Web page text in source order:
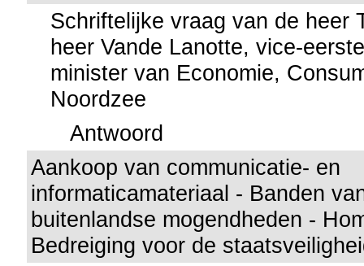
Schriftelijke vraag van de heer
heer Vande Lanotte, vice-
minister van Economie,
Noordzee
Antwoord
Aankoop van communicatie- en
informaticamateriaal - Banden
buitenlandse mogendheden -
Bedreiging voor de